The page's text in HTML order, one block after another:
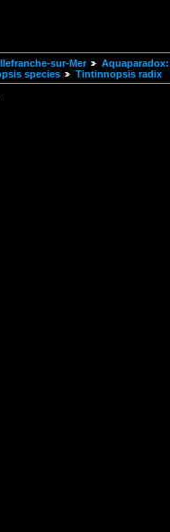
sur-Mer
species Tintinnopsis radix